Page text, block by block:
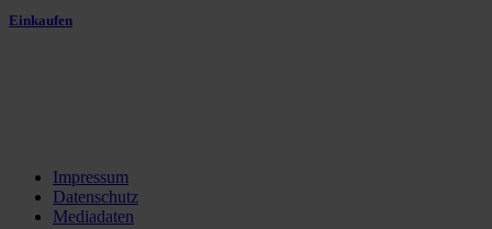
Einkaufen
Impressum
Datenschutz
Mediadaten